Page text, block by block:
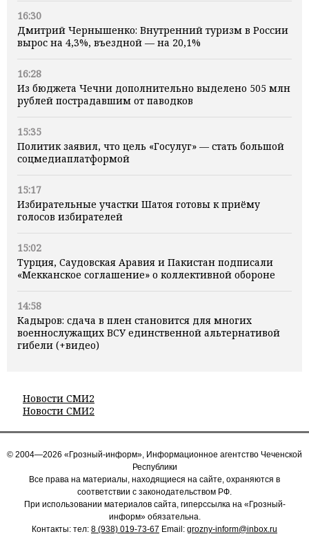
16:30
Дмитрий Чернышенко: Внутренний туризм в России
вырос на 4,3%, въездной — на 20,1%
16:28
Из бюджета Чечни дополнительно выделено 505 млн
рублей пострадавшим от паводков
15:35
Политик заявил, что цель «Госулуг» — стать большой
соцмедиаплатформой
15:17
Избирательные участки Шатоя готовы к приёму
голосов избирателей
15:02
Турция, Саудовская Аравия и Пакистан подписали
«Мекканское соглашение» о коллективной обороне
14:58
Кадыров: сдача в плен становится для многих
военнослужащих ВСУ единственной альтернативой
гибели (+видео)
Новости СМИ2
Новости СМИ2
© 2004—2026 «Грозный-информ», Информационное агентство Чеченской
Республики
Все права на материалы, находящиеся на сайте, охраняются в
соответствии с законодательством РФ.
При использовании материалов сайта, гиперссылка на «Грозный-
информ» обязательна.
Контакты: тел: 8 (938) 019-73-67 Email: grozny-inform@inbox.ru